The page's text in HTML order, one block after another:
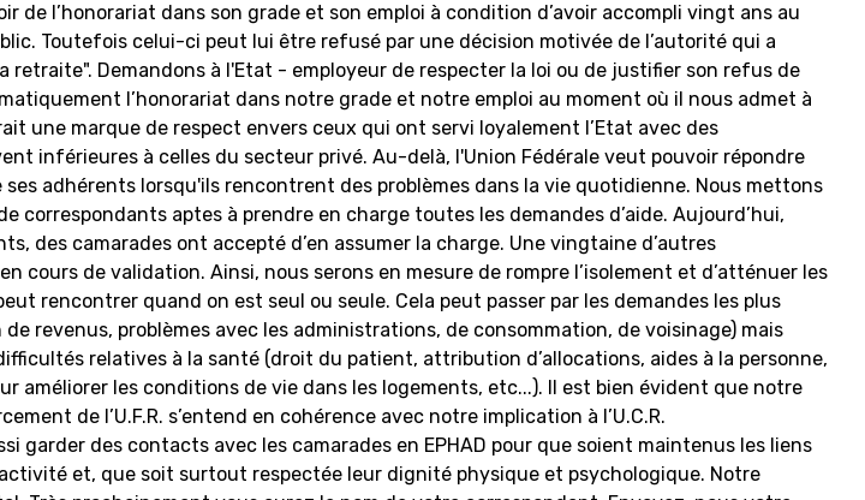
de l’honorariat dans son grade et son emploi à condition d’avoir accompli vingt ans au
Toutefois celui-ci peut lui être refusé par une décision motivée de l’autorité qui a
retraite". Demandons à l'Etat - employeur de respecter la loi ou de justifier son refus de
l’honorariat dans notre grade et notre emploi au moment où il nous admet à
une marque de respect envers ceux qui ont servi loyalement l’Etat avec des
inférieures à celles du secteur privé. Au-delà, l'Union Fédérale veut pouvoir répondre
adhérents lorsqu'ils rencontrent des problèmes dans la vie quotidienne. Nous mettons
correspondants aptes à prendre en charge toutes les demandes d’aide. Aujourd’hui,
des camarades ont accepté d’en assumer la charge. Une vingtaine d’autres
cours de validation. Ainsi, nous serons en mesure de rompre l’isolement et d’atténuer les
rencontrer quand on est seul ou seule. Cela peut passer par les demandes les plus
revenus, problèmes avec les administrations, de consommation, de voisinage) mais
relatives à la santé (droit du patient, attribution d’allocations, aides à la personne,
améliorer les conditions de vie dans les logements, etc...). Il est bien évident que notre
de l’U.F.R. s’entend en cohérence avec notre implication à l’U.C.R.
garder des contacts avec les camarades en EPHAD pour que soient maintenus les liens
et, que soit surtout respectée leur dignité physique et psychologique. Notre